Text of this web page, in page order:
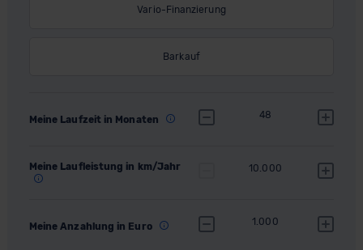
Vario-Finanzierung
Barkauf
Meine Laufzeit in Monaten 48
Meine Laufleistung in km/Jahr 10.000
Meine Anzahlung in Euro 1.000